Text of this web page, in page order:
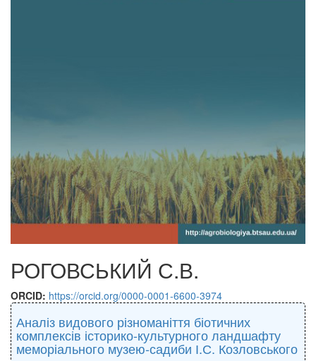
РОГОВСЬКИЙ С.В.
ORCID: https://orcid.org/0000-0001-6600-3974
Аналіз видового різноманіття біотичних
комплексів історико-культурного ландшафту
меморіального музею-садиби І.С. Козловського